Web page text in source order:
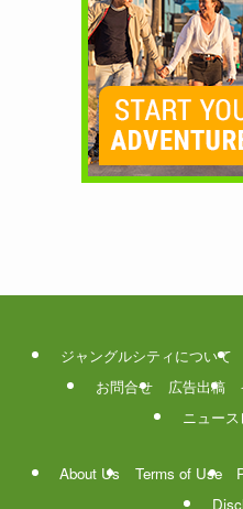
ジャングルシティについて
お問合せ
広告出稿
ニュー
About Us Terms of Use